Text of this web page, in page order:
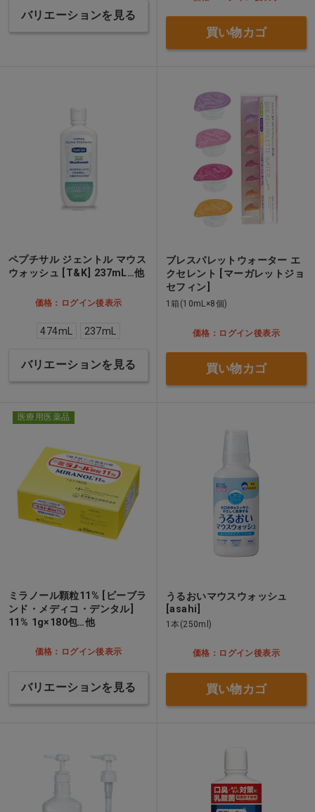
バリエーションを見る
買い物カゴ
ペプチサル ジェントル マウス
ウォッシュ [T&K] 237mL…他
価格：ログイン後表示
474mL 237mL
バリエーションを見る
ブレスパレットウォーター エ
クセレント [マーガレットジョ
セフィン]
1箱(10mL×8個)
価格：ログイン後表示
買い物カゴ
医療用医薬品
ミラノール顆粒11% [ビーブラ
ンド・メディコ・デンタル]
11% 1g×180包…他
価格：ログイン後表示
バリエーションを見る
うるおいマウスウォッシュ
[asahi]
1本(250ml)
価格：ログイン後表示
買い物カゴ